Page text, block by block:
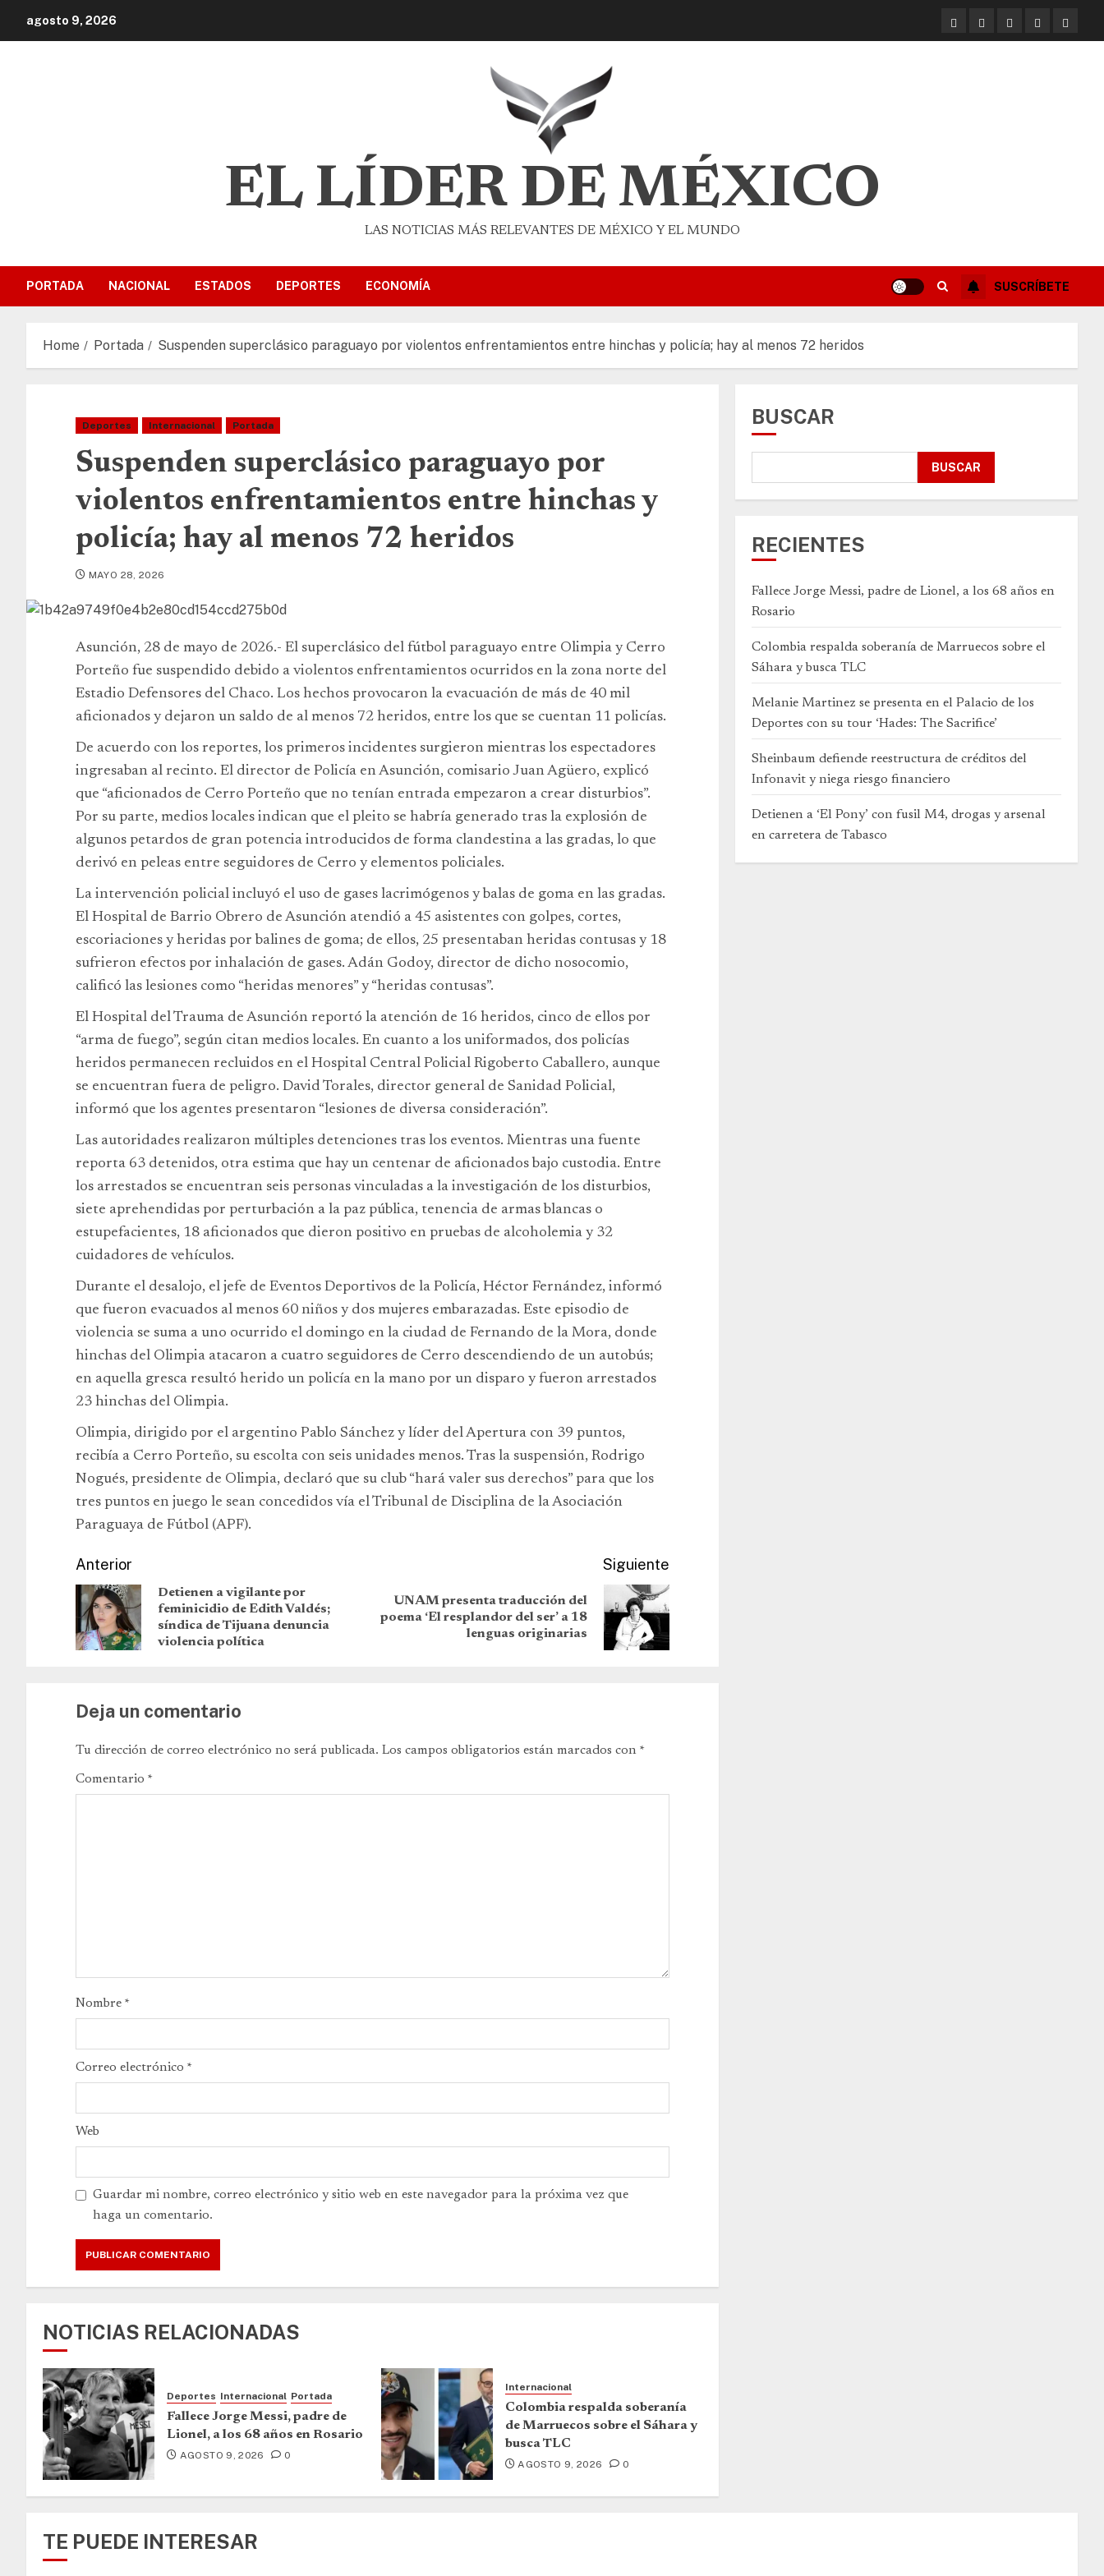
agosto 9, 2026
EL LÍDER DE MÉXICO
LAS NOTICIAS MÁS RELEVANTES DE MÉXICO Y EL MUNDO
PORTADA NACIONAL ESTADOS DEPORTES ECONOMÍA SUSCRÍBETE
Home Portada Suspenden superclásico paraguayo por violentos enfrentamientos entre hinchas y policía; hay al menos 72 heridos
Deportes Internacional Portada
Suspenden superclásico paraguayo por
violentos enfrentamientos entre hinchas y
policía; hay al menos 72 heridos
MAYO 28, 2026
Asunción, 28 de mayo de 2026.- El superclásico del fútbol paraguayo entre Olimpia y Cerro
Porteño fue suspendido debido a violentos enfrentamientos ocurridos en la zona norte del
Estadio Defensores del Chaco. Los hechos provocaron la evacuación de más de 40 mil
aficionados y dejaron un saldo de al menos 72 heridos, entre los que se cuentan 11 policías.
De acuerdo con los reportes, los primeros incidentes surgieron mientras los espectadores
ingresaban al recinto. El director de Policía en Asunción, comisario Juan Agüero, explicó
que “aficionados de Cerro Porteño que no tenían entrada empezaron a crear disturbios”.
Por su parte, medios locales indican que el pleito se habría generado tras la explosión de
algunos petardos de gran potencia introducidos de forma clandestina a las gradas, lo que
derivó en peleas entre seguidores de Cerro y elementos policiales.
La intervención policial incluyó el uso de gases lacrimógenos y balas de goma en las gradas.
El Hospital de Barrio Obrero de Asunción atendió a 45 asistentes con golpes, cortes,
escoriaciones y heridas por balines de goma; de ellos, 25 presentaban heridas contusas y 18
sufrieron efectos por inhalación de gases. Adán Godoy, director de dicho nosocomio,
calificó las lesiones como “heridas menores” y “heridas contusas”.
El Hospital del Trauma de Asunción reportó la atención de 16 heridos, cinco de ellos por
“arma de fuego”, según citan medios locales. En cuanto a los uniformados, dos policías
heridos permanecen recluidos en el Hospital Central Policial Rigoberto Caballero, aunque
se encuentran fuera de peligro. David Torales, director general de Sanidad Policial,
informó que los agentes presentaron “lesiones de diversa consideración”.
Las autoridades realizaron múltiples detenciones tras los eventos. Mientras una fuente
reporta 63 detenidos, otra estima que hay un centenar de aficionados bajo custodia. Entre
los arrestados se encuentran seis personas vinculadas a la investigación de los disturbios,
siete aprehendidas por perturbación a la paz pública, tenencia de armas blancas o
estupefacientes, 18 aficionados que dieron positivo en pruebas de alcoholemia y 32
cuidadores de vehículos.
Durante el desalojo, el jefe de Eventos Deportivos de la Policía, Héctor Fernández, informó
que fueron evacuados al menos 60 niños y dos mujeres embarazadas. Este episodio de
violencia se suma a uno ocurrido el domingo en la ciudad de Fernando de la Mora, donde
hinchas del Olimpia atacaron a cuatro seguidores de Cerro descendiendo de un autobús;
en aquella gresca resultó herido un policía en la mano por un disparo y fueron arrestados
23 hinchas del Olimpia.
Olimpia, dirigido por el argentino Pablo Sánchez y líder del Apertura con 39 puntos,
recibía a Cerro Porteño, su escolta con seis unidades menos. Tras la suspensión, Rodrigo
Nogués, presidente de Olimpia, declaró que su club “hará valer sus derechos” para que los
tres puntos en juego le sean concedidos vía el Tribunal de Disciplina de la Asociación
Paraguaya de Fútbol (APF).
Anterior
Detienen a vigilante por
feminicidio de Edith Valdés;
síndica de Tijuana denuncia
violencia política
Siguiente
UNAM presenta traducción del
poema ‘El resplandor del ser’ a 18
lenguas originarias
Deja un comentario
Tu dirección de correo electrónico no será publicada. Los campos obligatorios están marcados con *
Comentario *
Nombre *
Correo electrónico *
Web
Guardar mi nombre, correo electrónico y sitio web en este navegador para la próxima vez que
haga un comentario.
NOTICIAS RELACIONADAS
Deportes Internacional Portada
Fallece Jorge Messi, padre de
Lionel, a los 68 años en Rosario
AGOSTO 9, 2026 0
Internacional
Colombia respalda soberanía
de Marruecos sobre el Sáhara y
busca TLC
AGOSTO 9, 2026 0
BUSCAR
BUSCAR
RECIENTES
Fallece Jorge Messi, padre de Lionel, a los 68 años en
Rosario
Colombia respalda soberanía de Marruecos sobre el
Sáhara y busca TLC
Melanie Martinez se presenta en el Palacio de los
Deportes con su tour ‘Hades: The Sacrifice’
Sheinbaum defiende reestructura de créditos del
Infonavit y niega riesgo financiero
Detienen a ‘El Pony’ con fusil M4, drogas y arsenal
en carretera de Tabasco
TE PUEDE INTERESAR